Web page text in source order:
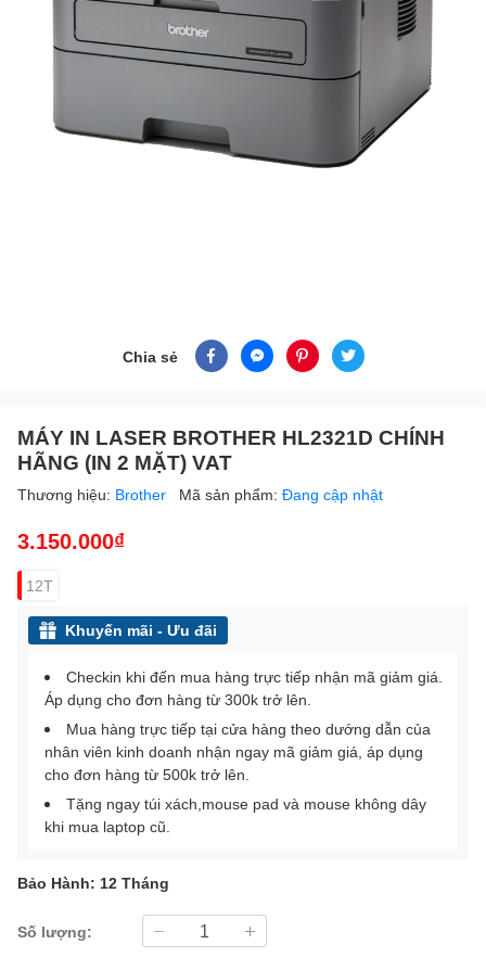
Chia sẻ
MÁY IN LASER BROTHER HL2321D CHÍNH
HÃNG (IN 2 MẶT) VAT
Thương hiệu: Brother Mã sản phẩm: Đang cập nhật
3.150.000₫
12T
Khuyến mãi - Ưu đãi
Checkin khi đến mua hàng trực tiếp nhận mã giảm giá.
Áp dụng cho đơn hàng từ 300k trở lên.
Mua hàng trực tiếp tại cửa hàng theo dướng dẫn của
nhân viên kinh doanh nhận ngay mã giảm giá, áp dụng
cho đơn hàng từ 500k trở lên.
Tặng ngay túi xách,mouse pad và mouse không dây
khi mua laptop cũ.
Bảo Hành: 12 Tháng
Số lượng: